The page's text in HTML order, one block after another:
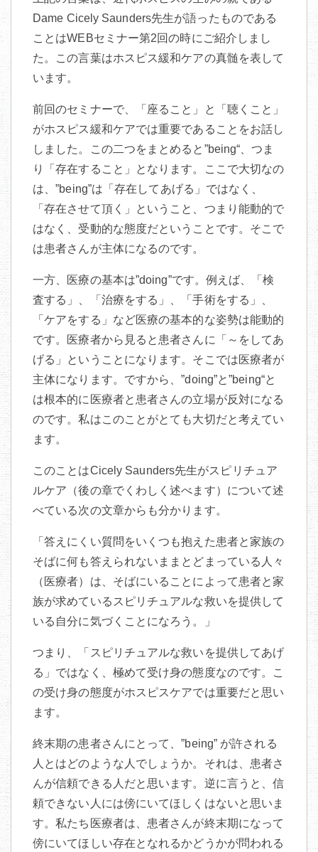
Dame Cicely Saunders先生が語ったものである
ことはWEBセミナー第2回の時にご紹介しまし
た。この言葉はホスピス緩和ケアの真髄を表して
います。
前回のセミナーで、「座ること」と「聴くこと」
がホスピス緩和ケアでは重要であることをお話し
しました。この二つをまとめると”being“、つま
り「存在すること」となります。ここで大切なの
は、”being”は「存在してあげる」ではなく、
「存在させて頂く」ということ、つまり能動的で
はなく、受動的な態度だということです。そこで
は患者さんが主体になるのです。
一方、医療の基本は”doing”です。例えば、「検
査する」、「治療をする」、「手術をする」、
「ケアをする」など医療の基本的な姿勢は能動的
です。医療者から見ると患者さんに「～をしてあ
げる」ということになります。そこでは医療者が
主体になります。ですから、”doing”と”being“と
は根本的に医療者と患者さんの立場が反対になる
のです。私はこのことがとても大切だと考えてい
ます。
このことはCicely Saunders先生がスピリチュア
ルケア（後の章でくわしく述べます）について述
べている次の文章からも分かります。
「答えにくい質問をいくつも抱えた患者と家族の
そばに何も答えられないままとどまっている人々
（医療者）は、そばにいることによって患者と家
族が求めているスピリチュアルな救いを提供して
いる自分に気づくことになろう。」
つまり、「スピリチュアルな救いを提供してあげ
る」ではなく、極めて受け身の態度なのです。こ
の受け身の態度がホスピスケアでは重要だと思い
ます。
終末期の患者さんにとって、”being” が許される
人とはどのような人でしょうか。それは、患者さ
んが信頼できる人だと思います。逆に言うと、信
頼できない人には傍にいてほしくはないと思いま
す。私たち医療者は、患者さんが終末期になって
傍にいてほしい存在となれるかどうかが問われる